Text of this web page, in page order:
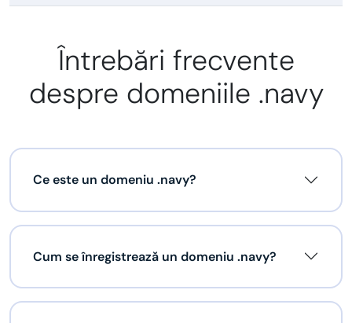
Întrebări frecvente
despre domeniile .navy
Ce este un domeniu .navy?
Cum se înregistrează un domeniu .navy?